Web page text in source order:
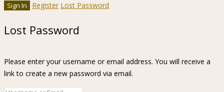
Register Lost Password
Lost Password
Please enter your username or email address. You will receive a
link to create a new password via email.